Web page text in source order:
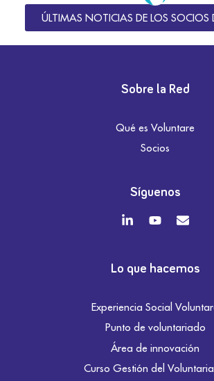
ÚLTIMAS NOTICIAS DE LOS SOCIOS
Sobre la Red
Qué es Voluntare
Socios
Síguenos
Lo que hacemos
Experiencia Social
Punto de voluntariado
Área de innovación
Curso Gestión del